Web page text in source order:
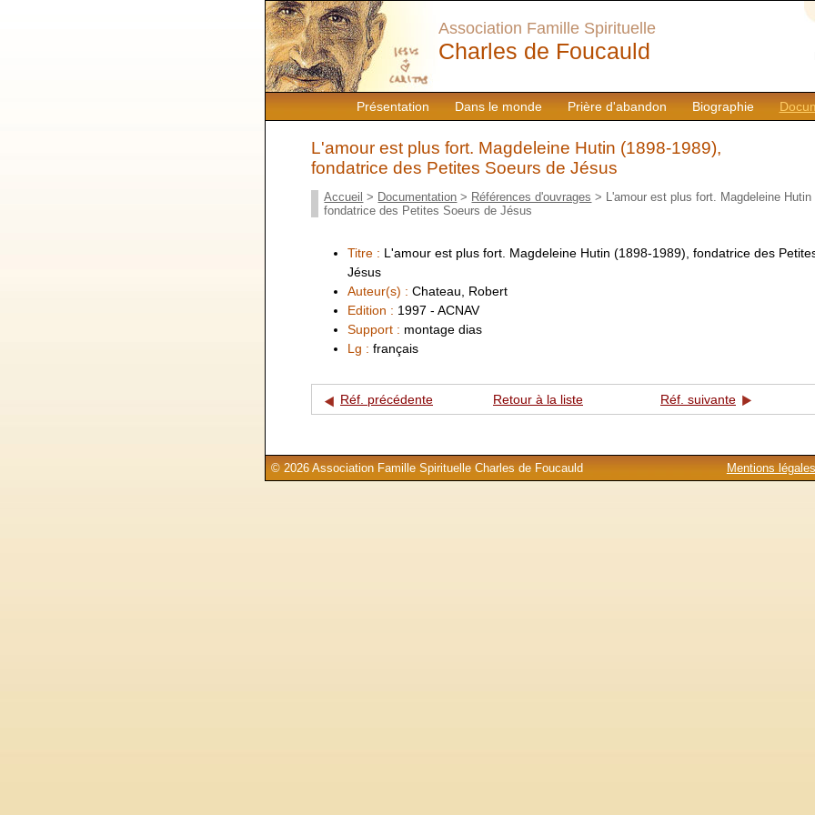
Présentation Dans le monde Prière d'abandon Biographie
Association Famille Spirituelle
Charles de Foucauld
L'amour est plus fort. Magdeleine Hutin (1898-1989),
fondatrice des Petites Soeurs de Jésus
Accueil > Documentation > Références d'ouvrages > L'amour est plus fort. Magdeleine Hutin
fondatrice des Petites Soeurs de Jésus
Titre : L'amour est plus fort. Magdeleine Hutin (1898-1989), fondatrice des
Jésus
Auteur(s) : Chateau, Robert
Edition : 1997 - ACNAV
Support : montage dias
Lg : français
Réf. précédente Retour à la liste Réf. suivante
Mentions légales
© 2026 Association Famille Spirituelle Charles de Foucauld